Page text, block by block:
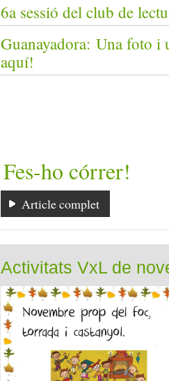
6a sessió del club de
Guanayadora: Una foto i
aquí!
Fes-ho córrer!
Article complet
Activitats VxL de